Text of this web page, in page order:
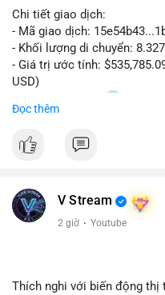
📰 Nguồn: CoinDesk
Chi tiết giao dịch:
- Mã giao dịch:
- Khối lượng di chuyển:
- Giá trị ước tính:
USD)
- Thời gian: 04:20
Nhận định phân tích: Giao
USD được thực hiện trong
đủ tạo áp lực bán trực tiếp
lý thận trọng của cá voi.
của BTC.
Đọc thêm
V Stream
2 giờ · Youtube
Thích nghi với biến động thị